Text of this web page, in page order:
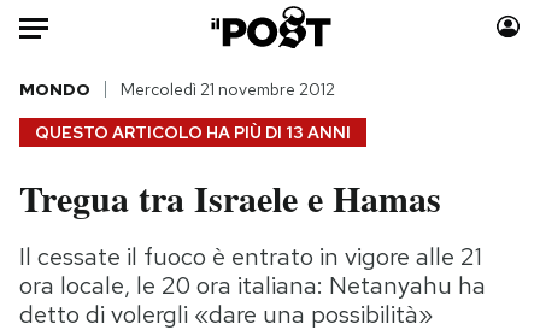
Auto
HOME
Italia
Politica
Tecnologia
Moda
Consumismi
Storie/Idee
QUESTO ARTICOLO HA PIÙ DI 13 ANNI
MONDO Mercoledì 21 novembre 2012
Tregua tra Israele e Hamas
Il cessate il fuoco è entrato in vigore alle 21
ora locale, le 20 ora italiana: Netanyahu ha
detto di volergli «dare una possibilità»